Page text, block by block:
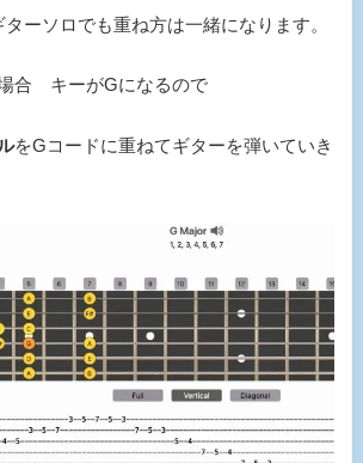
ーソロでも重ね方は一緒になります。
合 キーがGになるので
をGコードに重ねてギターを弾いていき